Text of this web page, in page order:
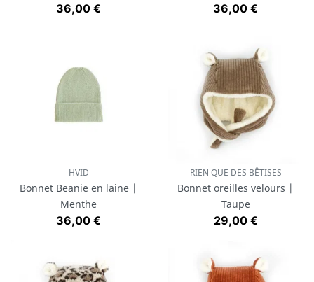
Prix
36,00 € Prix
36,00 €
HVID
Bonnet Beanie en laine |
Menthe
Prix
36,00 €
RIEN QUE DES BÊTISES
Bonnet oreilles velours |
Taupe
Prix
29,00 €